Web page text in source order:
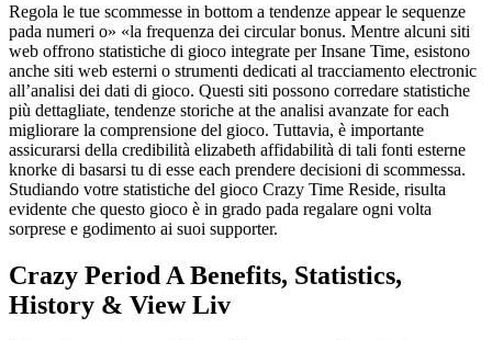
Regola le tue scommesse in bottom a tendenze appear le sequenze
pada numeri o» «la frequenza dei circular bonus. Mentre alcuni siti
web offrono statistiche di gioco integrate per Insane Time, esistono
anche siti web esterni o strumenti dedicati al tracciamento electronic
all’analisi dei dati di gioco. Questi siti possono corredare statistiche
più dettagliate, tendenze storiche at the analisi avanzate for each
migliorare la comprensione del gioco. Tuttavia, è importante
assicurarsi della credibilità elizabeth affidabilità di tali fonti esterne
knorke di basarsi tu di esse each prendere decisioni di scommessa.
Studiando votre statistiche del gioco Crazy Time Reside, risulta
evidente che questo gioco è in grado pada regalare ogni volta
sorprese e godimento ai suoi supporter.
Crazy Period A Benefits, Statistics,
History & View Liv